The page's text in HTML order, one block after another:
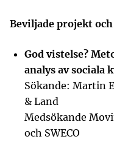
Beviljade projekt
God vistelse?
analys av sociala
Sökande: Martin
& Land
Medsökande
och SWECO